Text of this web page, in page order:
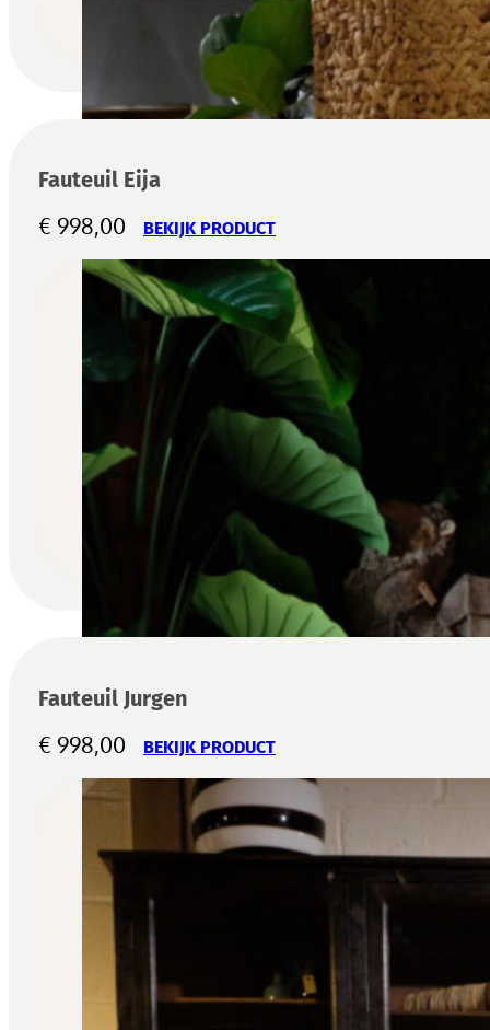
Fauteuil Eija
€ 998,00 BEKIJK PRODUCT
Fauteuil Jurgen
€ 998,00 BEKIJK PRODUCT